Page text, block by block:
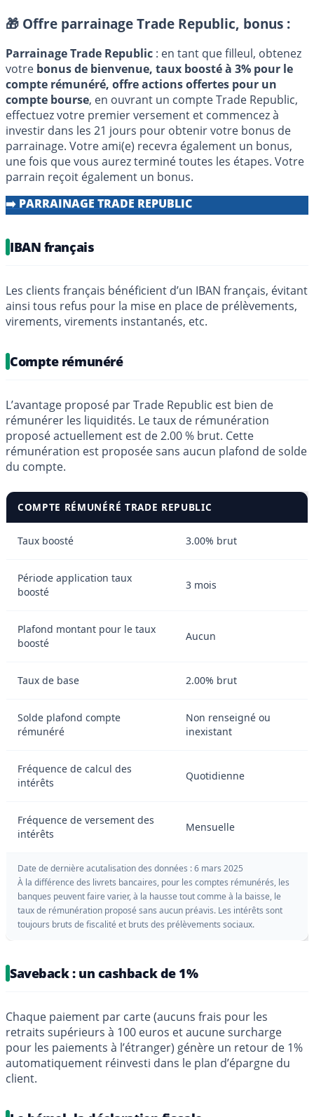
🎁 Offre parrainage Trade Republic, bonus :
Parrainage Trade Republic : en tant que filleul, obtenez
votre bonus de bienvenue, taux boosté à 3% pour le
compte rémunéré, offre actions offertes pour un
compte bourse, en ouvrant un compte Trade Republic,
effectuez votre premier versement et commencez à
investir dans les 21 jours pour obtenir votre bonus de
parrainage. Votre ami(e) recevra également un bonus,
une fois que vous aurez terminé toutes les étapes. Votre
parrain reçoit également un bonus.
➡️ PARRAINAGE TRADE REPUBLIC
IBAN français
Les clients français bénéficient d’un IBAN français, évitant
ainsi tous refus pour la mise en place de prélèvements,
virements, virements instantanés, etc.
Compte rémunéré
L’avantage proposé par Trade Republic est bien de
rémunérer les liquidités. Le taux de rémunération
proposé actuellement est de 2.00 % brut. Cette
rémunération est proposée sans aucun plafond de solde
du compte.
COMPTE RÉMUNÉRÉ TRADE REPUBLIC
Taux boosté 3.00% brut
Période application taux
boosté
3 mois
Plafond montant pour le taux
boosté
Aucun
Taux de base 2.00% brut
Solde plafond compte
rémunéré
Non renseigné ou
inexistant
Fréquence de calcul des
intérêts
Quotidienne
Fréquence de versement des
intérêts
Mensuelle
Date de dernière acutalisation des données : 6 mars 2025
À la différence des livrets bancaires, pour les comptes rémunérés, les
banques peuvent faire varier, à la hausse tout comme à la baisse, le
taux de rémunération proposé sans aucun préavis. Les intérêts sont
toujours bruts de fiscalité et bruts des prélèvements sociaux.
Saveback : un cashback de 1%
Chaque paiement par carte (aucuns frais pour les
retraits supérieurs à 100 euros et aucune surcharge
pour les paiements à l’étranger) génère un retour de 1%
automatiquement réinvesti dans le plan d’épargne du
client.